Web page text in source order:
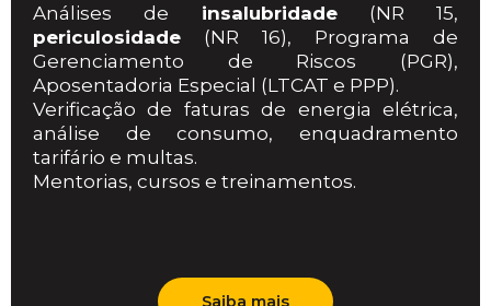
Análises de insalubridade(NR 15,
periculosidade (NR 16), Programa de
Gerenciamento de Riscos (PGR),
Aposentadoria Especial (LTCAT e PPP).
Verificação de faturas de energia elétrica,
análise de consumo, enquadramento
tarifário e multas.
Mentorias, cursos e treinamentos.
Saiba mais